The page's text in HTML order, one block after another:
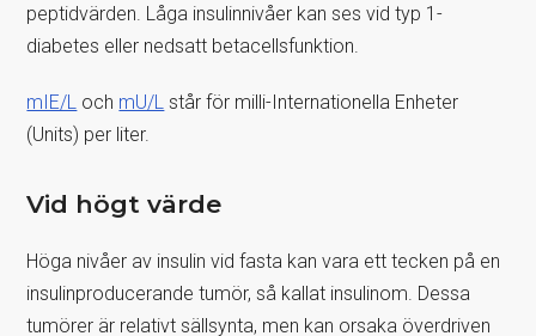
peptidvärden. Låga insulinnivåer kan ses vid typ 1-
diabetes eller nedsatt betacellsfunktion.
mIE/L och mU/L står för milli-Internationella Enheter
(Units) per liter.
Vid högt värde
Höga nivåer av insulin vid fasta kan vara ett tecken på en
insulinproducerande tumör, så kallat insulinom. Dessa
tumörer är relativt sällsynta, men kan orsaka överdriven